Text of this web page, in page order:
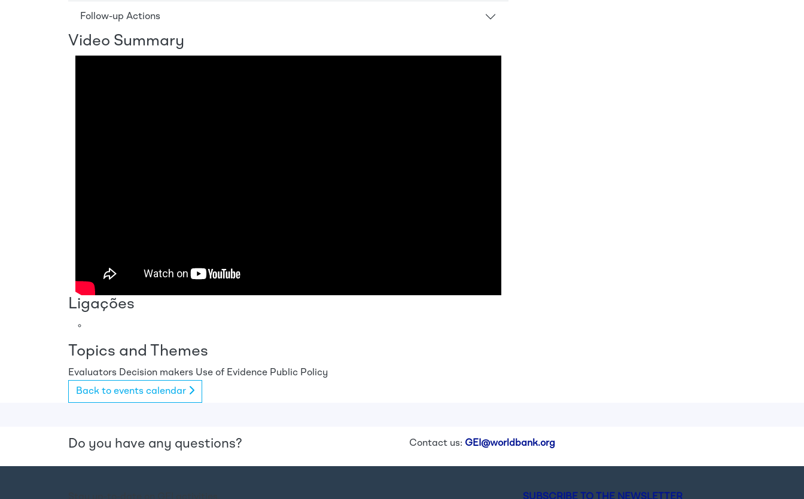
Follow-up Actions
Video Summary
Ligações
Topics and Themes
Evaluators Decision makers Use of Evidence Public Policy
Back to events calendar
Do you have any questions? Contact us: GEI@worldbank.org
SUBSCRIBE TO THE NEWSLETTER